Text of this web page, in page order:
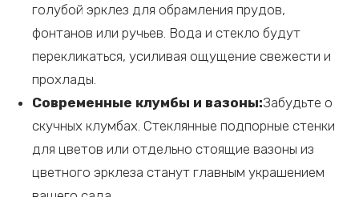
голубой эрклез для обрамления прудов,
фонтанов или ручьев. Вода и стекло будут
перекликаться, усиливая ощущение свежести и
прохлады.
Современные клумбы и вазоны:Забудьте о
скучных клумбах. Стеклянные подпорные стенки
для цветов или отдельно стоящие вазоны из
цветного эрклеза станут главным украшением